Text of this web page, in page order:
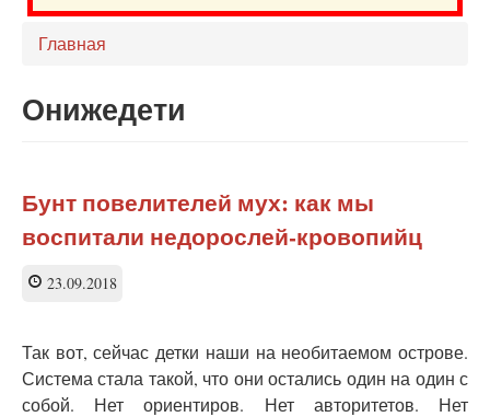
Главная
Онижедети
Бунт повелителей мух: как мы
воспитали недорослей-кровопийц
23.09.2018
Так вот, сейчас детки наши на необитаемом острове.
Система стала такой, что они остались один на один с
собой. Нет ориентиров. Нет авторитетов. Нет